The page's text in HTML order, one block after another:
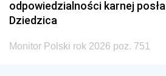
odpowiedzialności karnej
Dziedzica
Monitor Polski rok 2026 poz. 751